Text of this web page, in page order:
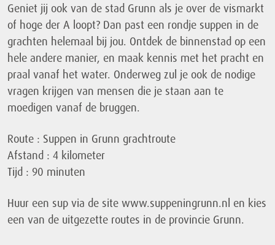
Geniet jij ook van de stad Grunn als je over de vismarkt
of hoge der A loopt? Dan past een rondje suppen in de
grachten helemaal bij jou. Ontdek de binnenstad op een
hele andere manier, en maak kennis met het pracht en
praal vanaf het water. Onderweg zul je ook de nodige
vragen krijgen van mensen die je staan aan te
moedigen vanaf de bruggen.
Route : Suppen in Grunn grachtroute
Afstand : 4 kilometer
Tijd : 90 minuten
Huur een sup via de site www.suppeningrunn.nl en kies
een van de uitgezette routes in de provincie Grunn.